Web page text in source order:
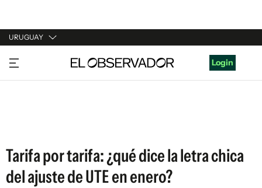
URUGUAY
URUGUAY
ARGENTINA
Login
Tarifa por tarifa: ¿qué dice la letra chica
del ajuste de UTE en enero?